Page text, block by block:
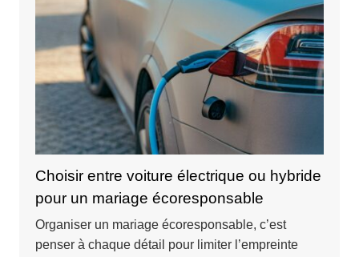
Choisir entre voiture électrique ou hybride
pour un mariage écoresponsable
Organiser un mariage écoresponsable, c’est
penser à chaque détail pour limiter l’empreinte